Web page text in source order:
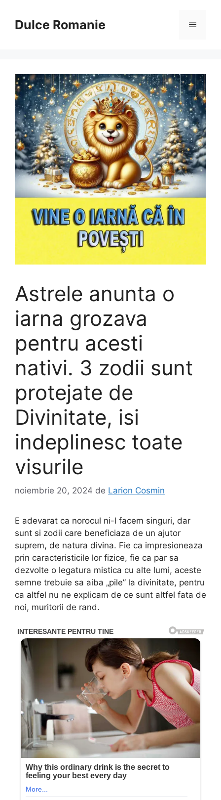
conținutDulce Romanie Meniu
Astrele anunta o
iarna grozava
pentru acesti
nativi. 3 zodii sunt
protejate de
Divinitate, isi
indeplinesc toate
visurile
noiembrie 20, 2024 de Larion Cosmin
E adevarat ca norocul ni-l facem singuri, dar
sunt si zodii care beneficiaza de un ajutor
suprem, de natura divina. Fie ca impresioneaza
prin caracteristicile lor fizice, fie ca par sa
dezvolte o legatura mistica cu alte lumi, aceste
semne trebuie sa aiba „pile” la divinitate, pentru
ca altfel nu ne explicam de ce sunt altfel fata de
noi, muritorii de rand.